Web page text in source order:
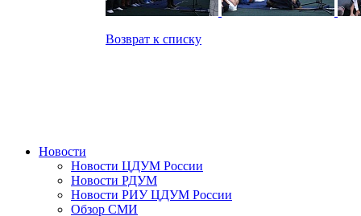
Возврат к списку
Новости
Новости ЦДУМ России
Новости РДУМ
Новости РИУ ЦДУМ России
Обзор СМИ